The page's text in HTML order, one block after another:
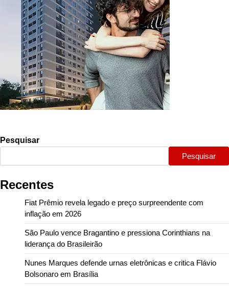
Pesquisar
Pesquisar
Recentes
Fiat Prêmio revela legado e preço surpreendente com
inflação em 2026
São Paulo vence Bragantino e pressiona Corinthians na
liderança do Brasileirão
Nunes Marques defende urnas eletrônicas e critica Flávio
Bolsonaro em Brasília